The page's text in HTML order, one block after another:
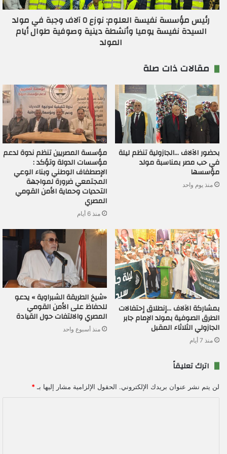
رئيس مؤسسة نفيسة العلوم: نوزع ٥ آلاف وجبة في مولد
السيدة نفيسة يوميا وأنشطة دينية وصوفية طوال أيام
المولد
مقالات ذات صلة
بحضور الآلاف …الجازولية تنظم ليلة
في حب مصر بمناسبة مولد
مؤسسها
منذ يوم واحد
مؤسسة المصريين تنظم ندوة لدعم
مؤسسات الدولة وتؤكد :
الإصطفاف الوطني وبناء الوعي
المجتمعي ضرورة لمواجهة
التحديات وحماية الأمن القومي
المصري
منذ 6 أيام
بمشاركة الآلاف …إنطلاق إحتفالات
الطرق الصوفية بمولد الإمام جابر
الجازولي الثلاثاء المقبل
منذ 7 أيام
«شيخ الطريقة الشبراوية » يدعو
للحفاظ على الأمن القومي
المصري والالتفات حول القيادة
منذ أسبوع واحد
اترك تعليقاً
لن يتم نشر عنوان بريدك الإلكتروني. الحقول الإلزامية مشار إليها بـ *